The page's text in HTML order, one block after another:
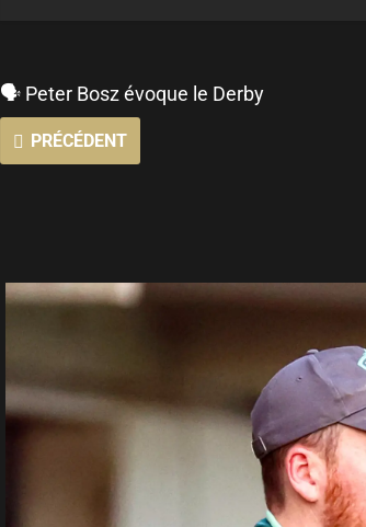
🗣 Peter Bosz évoque le Derby
PRÉCÉDENT